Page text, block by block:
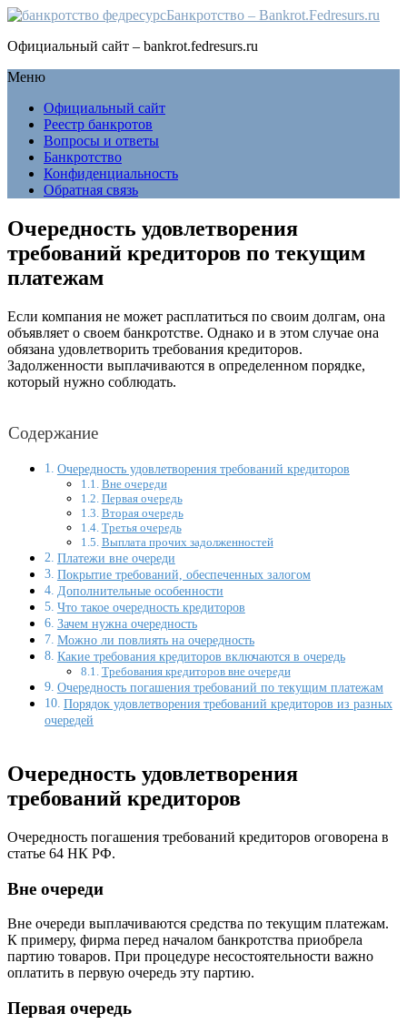
Банкротство – Bankrot.Fedresurs.ru
Официальный сайт – bankrot.fedresurs.ru
Меню
Официальный сайт
Реестр банкротов
Вопросы и ответы
Банкротство
Конфиденциальность
Обратная связь
Очередность удовлетворения
требований кредиторов по текущим
платежам
Если компания не может расплатиться по своим долгам, она
объявляет о своем банкротстве. Однако и в этом случае она
обязана удовлетворить требования кредиторов.
Задолженности выплачиваются в определенном порядке,
который нужно соблюдать.
Содержание
Очередность удовлетворения требований кредиторов
Вне очереди
Первая очередь
Вторая очередь
Третья очередь
Выплата прочих задолженностей
Платежи вне очереди
Покрытие требований, обеспеченных залогом
Дополнительные особенности
Что такое очередность кредиторов
Зачем нужна очередность
Можно ли повлиять на очередность
Какие требования кредиторов включаются в очередь
Требования кредиторов вне очереди
Очередность погашения требований по текущим платежам
Порядок удовлетворения требований кредиторов из разных
очередей
Очередность удовлетворения
требований кредиторов
Очередность погашения требований кредиторов оговорена в
статье 64 НК РФ.
Вне очереди
Вне очереди выплачиваются средства по текущим платежам.
К примеру, фирма перед началом банкротства приобрела
партию товаров. При процедуре несостоятельности важно
оплатить в первую очередь эту партию.
Первая очередь